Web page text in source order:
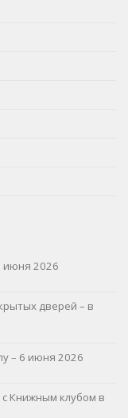
июня 2026
дверей – в
– 6 июня 2026
с Книжным клубом в